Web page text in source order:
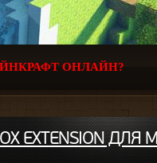
ОНЛАЙН?
EXTENSION ДЛЯ